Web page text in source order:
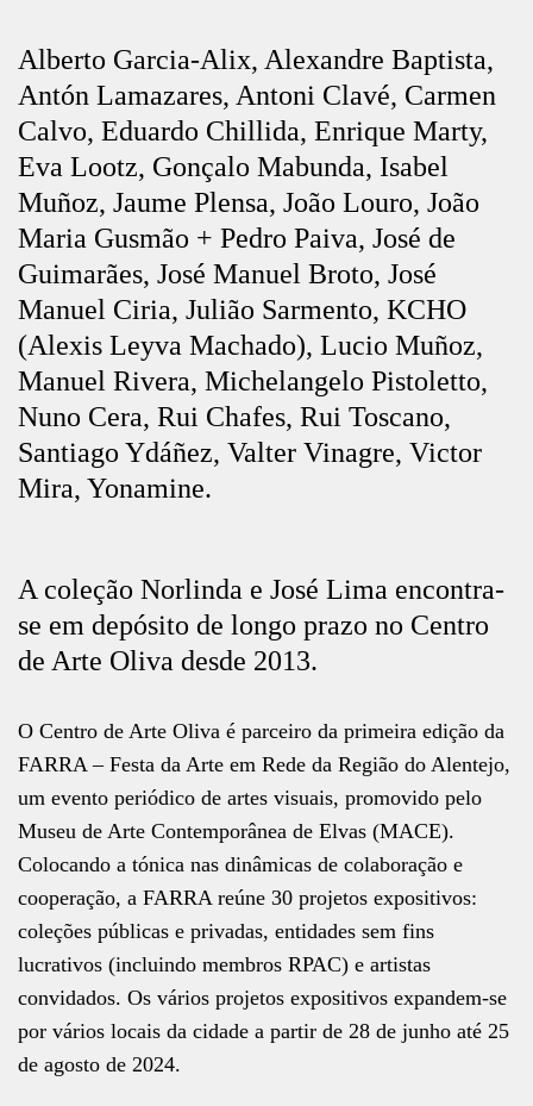
Alberto Garcia-Alix, Alexandre Baptista,
Antón Lamazares, Antoni Clavé, Carmen
Calvo, Eduardo Chillida, Enrique Marty,
Eva Lootz, Gonçalo Mabunda, Isabel
Muñoz, Jaume Plensa, João Louro, João
Maria Gusmão + Pedro Paiva, José de
Guimarães, José Manuel Broto, José
Manuel Ciria, Julião Sarmento, KCHO
(Alexis Leyva Machado), Lucio Muñoz,
Manuel Rivera, Michelangelo Pistoletto,
Nuno Cera, Rui Chafes, Rui Toscano,
Santiago Ydáñez, Valter Vinagre, Victor
Mira, Yonamine.
A coleção Norlinda e José Lima encontra-
se em depósito de longo prazo no Centro
de Arte Oliva desde 2013.
O Centro de Arte Oliva é parceiro da primeira edição da
FARRA – Festa da Arte em Rede da Região do Alentejo,
um evento periódico de artes visuais, promovido pelo
Museu de Arte Contemporânea de Elvas (MACE).
Colocando a tónica nas dinâmicas de colaboração e
cooperação, a FARRA reúne 30 projetos expositivos:
coleções públicas e privadas, entidades sem fins
lucrativos (incluindo membros RPAC) e artistas
convidados. Os vários projetos expositivos expandem-se
por vários locais da cidade a partir de 28 de junho até 25
de agosto de 2024.